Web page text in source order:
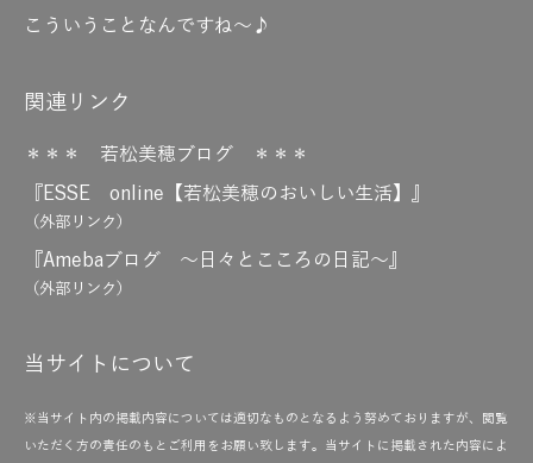
こういうことなんですね～♪
関連リンク
＊＊＊ 若松美穂ブログ ＊＊＊
『ESSE online【若松美穂のおいしい生活】』
（外部リンク）
『Amebaブログ ～日々とこころの日記～』
（外部リンク）
当サイトについて
※当サイト内の掲載内容については適切なものとなるよう努めておりますが、閲覧
いただく方の責任のもとご利用をお願い致します。当サイトに掲載された内容によ